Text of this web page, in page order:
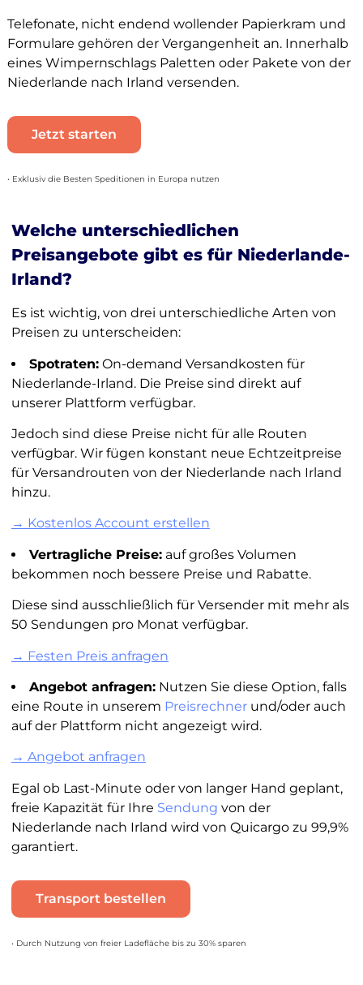
Telefonate, nicht endend wollender Papierkram und
Formulare gehören der Vergangenheit an. Innerhalb
eines Wimpernschlags Paletten oder Pakete von der
Niederlande nach Irland versenden.
Jetzt starten
• Exklusiv die Besten Speditionen in Europa nutzen
Welche unterschiedlichen
Preisangebote gibt es für Niederlande-
Irland?
Es ist wichtig, von drei unterschiedliche Arten von
Preisen zu unterscheiden:
Spotraten:On-demand Versandkosten für
Niederlande-Irland. Die Preise sind direkt auf
unserer Plattform verfügbar.
Jedoch sind diese Preise nicht für alle Routen
verfügbar. Wir fügen konstant neue Echtzeitpreise
für Versandrouten von der Niederlande nach Irland
hinzu.
→ Kostenlos Account erstellen
Vertragliche Preise:auf großes Volumen
bekommen noch bessere Preise und Rabatte.
Diese sind ausschließlich für Versender mit mehr als
50 Sendungen pro Monat verfügbar.
→ Festen Preis anfragen
Angebot anfragen:Nutzen Sie diese Option, falls
eine Route in unserem Preisrechnerund/oder auch
auf der Plattform nicht angezeigt wird.
→ Angebot anfragen
Egal ob Last-Minute oder von langer Hand geplant,
freie Kapazität für Ihre Sendung von der
Niederlande nach Irland wird von Quicargo zu 99,9%
garantiert.
Transport bestellen
• Durch Nutzung von freier Ladefläche bis zu 30% sparen